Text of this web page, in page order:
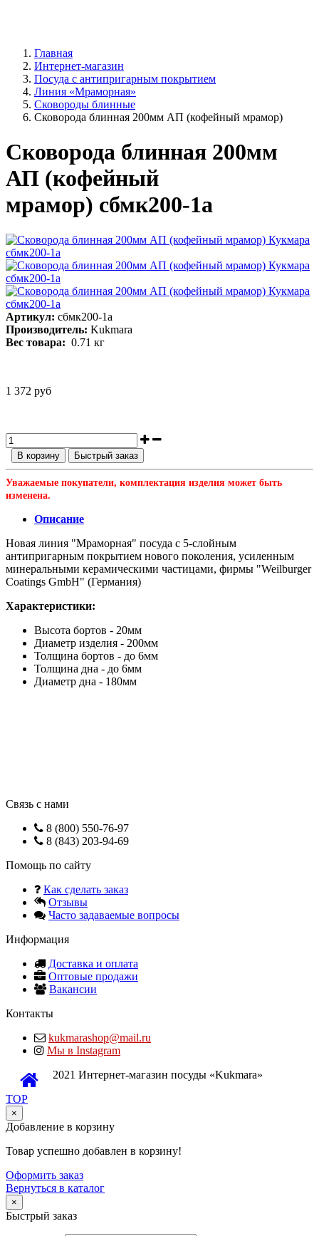
Главная
Интернет-магазин
Посуда с антипригарным покрытием
Линия «Мраморная»
Сковороды блинные
Сковорода блинная 200мм АП (кофейный мрамор)
Сковорода блинная 200мм
АП (кофейный
мрамор) сбмк200-1а
Артикул: сбмк200-1а
Производитель: Kukmara
Вес товара: 0.71 кг
1 372 руб
В корзину Быстрый заказ
Уважаемые покупатели, комплектация изделия может быть
изменена.
Описание
Новая линия "Мраморная" посуда с 5-слойным
антипригарным покрытием нового поколения, усиленным
минеральными керамическими частицами, фирмы "Weilburger
Coatings GmbH" (Германия)
Характеристики:
Высота бортов - 20мм
Диаметр изделия - 200мм
Толщина бортов - до 6мм
Толщина дна - до 6мм
Диаметр дна - 180мм
Связь с нами
8 (800) 550-76-97
8 (843) 203-94-69
Помощь по сайту
Как сделать заказ
Отзывы
Часто задаваемые вопросы
Информация
Доставка и оплата
Оптовые продажи
Вакансии
Контакты
kukmarashop@mail.ru
Мы в Instagram
2021 Интернет-магазин посуды «Kukmara»
TOP
×
Добавление в корзину
Товар успешно добавлен в корзину!
Оформить заказ
Вернуться в каталог
×
Быстрый заказ